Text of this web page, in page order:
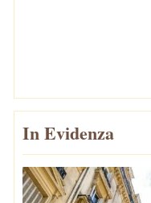
In Evidenza